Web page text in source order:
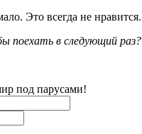
Это всегда не нравится.
поехать в следующий раз?
под парусами!